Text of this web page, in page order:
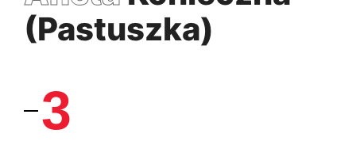
(Pastuszka)
3